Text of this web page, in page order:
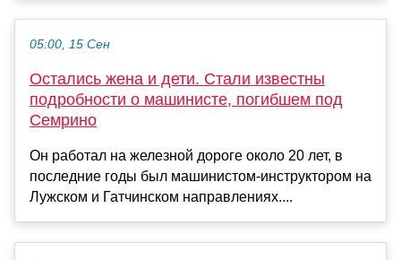
05:00, 15 Сен
Остались жена и дети. Стали известны
подробности о машинисте, погибшем под
Семрино
Он работал на железной дороге около 20 лет, в
последние годы был машинистом-инструктором на
Лужском и Гатчинском направлениях....